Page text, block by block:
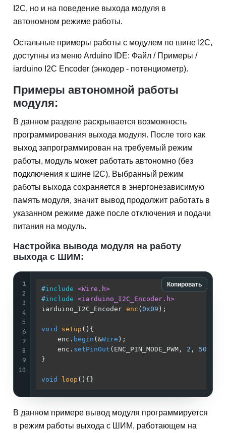
I2C, но и на поведение выхода модуля в
автономном режиме работы.
Остальные примеры работы с модулем по шине I2C,
доступны из меню Arduino IDE: Файл / Примеры /
iarduino I2C Encoder (энкодер - потенциометр).
Примеры автономной работы
модуля:
В данном разделе раскрывается возможность
программирования выхода модуля. После того как
выход запрограммирован на требуемый режим
работы, модуль может работать автономно (без
подключения к шине I2C). Выбранный режим
работы выхода сохраняется в энергонезависимую
память модуля, значит вывод продолжит работать в
указанном режиме даже после отключения и подачи
питания на модуль.
Настройка вывода модуля на работу
выхода с ШИМ:
Копировать
1
2
3
4
5
6
7
8
9
10
#include <Wire.h>
#include <iarduino_I2C_Encoder.h>
iarduino_I2C_Encoder enc ( 0x09 )
void setup ()
    enc.
begin (&Wire
    enc.
setPinOut (ENC_PIN_MODE_PWM, 2 , 5000
void loop ()
В данном примере вывод модуля программируется
в режим работы выхода с ШИМ, работающем на